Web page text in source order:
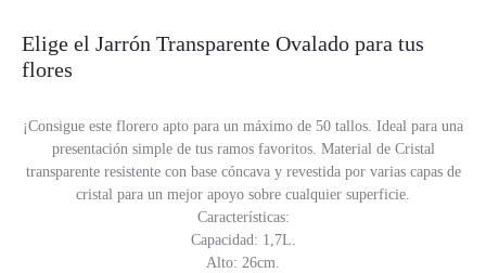
Elige el Jarrón Transparente Ovalado para tus
flores
¡Consigue este florero apto para un máximo de 50 tallos. Ideal para una
presentación simple de tus ramos favoritos. Material de Cristal
transparente resistente con base cóncava y revestida por varias capas de
cristal para un mejor apoyo sobre cualquier superficie.
Características:
Capacidad: 1,7L.
Alto: 26cm.